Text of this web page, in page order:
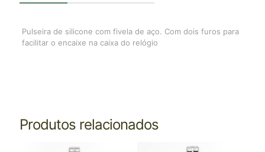
Pulseira de silicone com fivela de aço. Com dois furos para
facilitar o encaixe na caixa do relógio
Produtos relacionados